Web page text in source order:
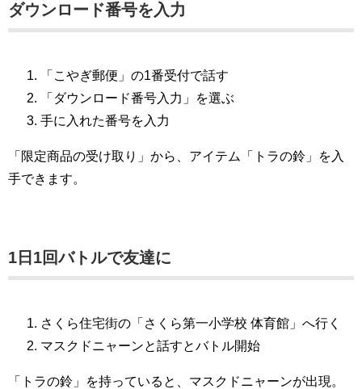
ダウンロード番号を入力
「こやぎ郵便」の1番受付で話す
「ダウンロード番号入力」を選ぶ
手に入れた番号を入力
「限定商品の受け取り」から、アイテム「トラの鈴」を入
手できます。
1日1回バトルで友達に
さくら住宅街の「さくら第一小学校 体育館」へ行く
マスクドニャーンと話すとバトル開始
「トラの鈴」を持っていると、マスクドニャーンが出現。